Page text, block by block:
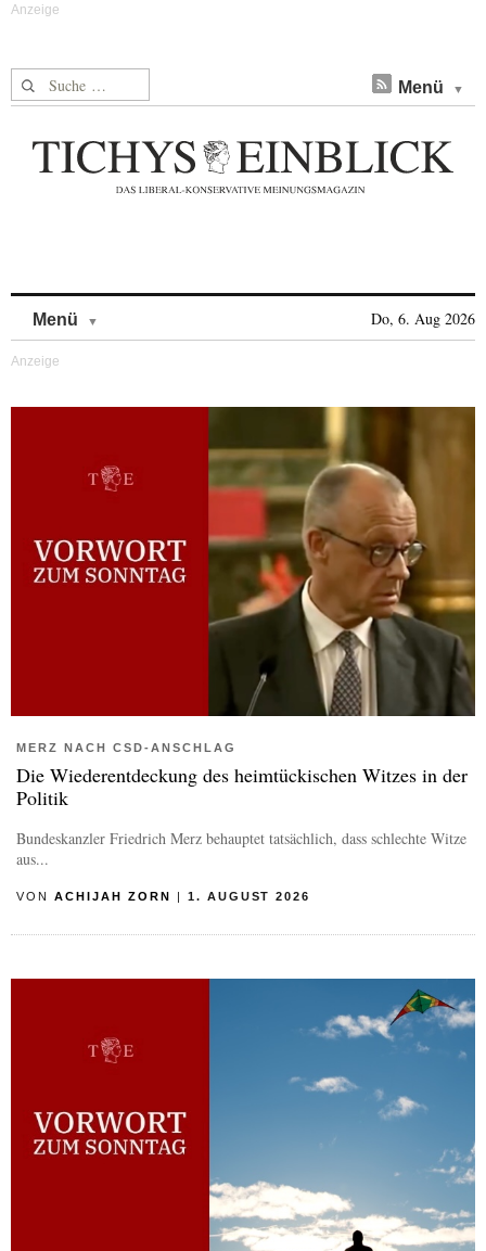
Suche nach: Menü
Menü Do, 6. Aug 2026
MERZ NACH CSD-ANSCHLAG
Die Wiederentdeckung des heimtückischen Witzes in der
Politik
Bundeskanzler Friedrich Merz behauptet tatsächlich, dass schlechte Witze
aus...
VON ACHIJAH ZORN | 1. AUGUST 2026